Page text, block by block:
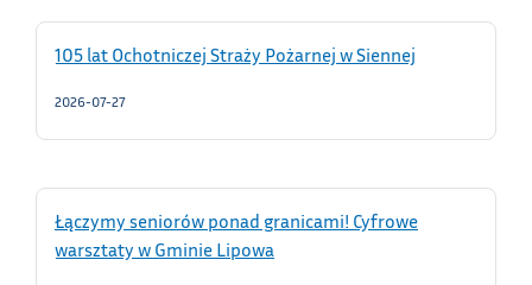
105 lat Ochotniczej Straży Pożarnej w Siennej
2026-07-27
Łączymy seniorów ponad granicami! Cyfrowe
warsztaty w Gminie Lipowa